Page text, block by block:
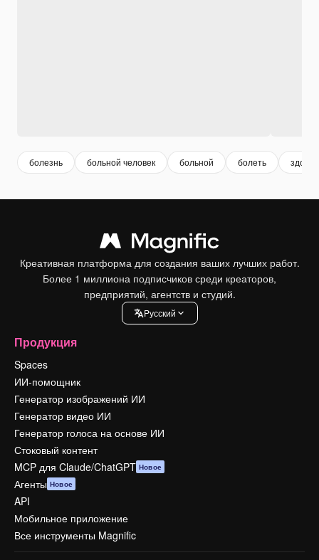
болезнь больной человек больной болеть
Креативная платформа для создания ваших лучших работ.
Более 1 миллиона подписчиков среди креаторов,
предприятий, агентств и студий.
Pусский
Продукция
Spaces
ИИ-помощник
Генератор изображений ИИ
Генератор видео ИИ
Генератор голоса на основе ИИ
Стоковый контент
MCP для Claude/ChatGPT Новое
Агенты Новое
API
Мобильное приложение
Все инструменты Magnific